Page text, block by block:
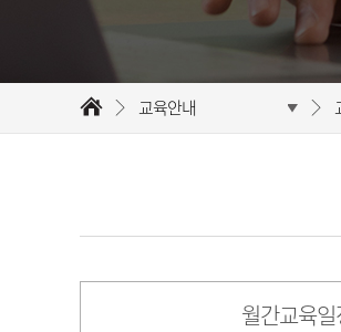
교육안내
월간교육일